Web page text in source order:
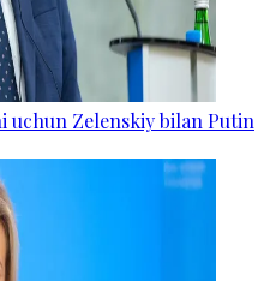
uchun Zelenskiy bilan Putin